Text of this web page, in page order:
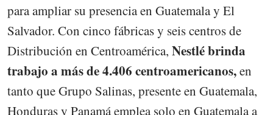
para ampliar su presencia en Guatemala y El
Salvador. Con cinco fábricas y seis centros de
Distribución en Centroamérica, Nestlé brinda
trabajo a más de 4.406 centroamericanos,en
tanto que Grupo Salinas, presente en Guatemala,
Honduras y Panamá emplea solo en Guatemala a